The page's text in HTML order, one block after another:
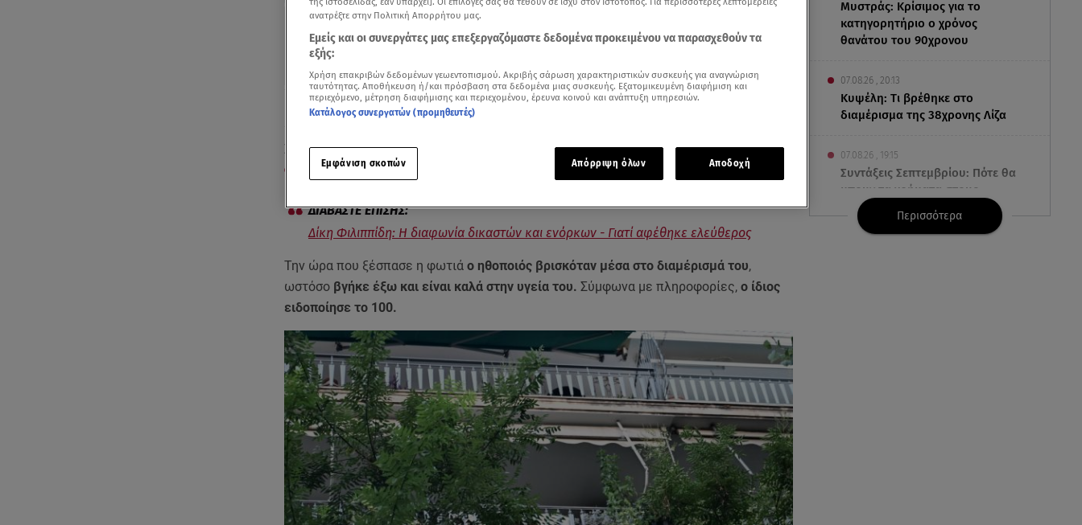
Μυστράς: Κρίσιμος για το
κατηγορητήριο ο χρόνος
θανάτου του 90χρονου
07.08.26 , 20:13
Κυψέλη: Tι βρέθηκε στο
διαμέρισμα της 38χρονης Λίζα
07.08.26 , 19:15
Συντάξεις Σεπτεμβρίου: Πότε θα
μπουν τα χρήματα στους
λογαριασμούς
Περισσότερα
Δείτε περισσότερα άρθρα μας στα αποτελέσματα αναζήτησης
Ακούστε το άρθρο1:35λεπτά
Στις φλόγες τυλίχθηκε το απόγευμα της Παρασκευής 18 Ιουλίου το σπίτι τουΠέτρου
Φιλιππίδη, επί της οδού Πατησίων 119, στο ύψος της Πιπίνου.
Δίκη Φιλιππίδη: Η διαφωνία δικαστών και ενόρκων - Γιατί αφέθηκε ελεύθερος
Την ώρα που ξέσπασε η φωτιάο ηθοποιός βρισκόταν μέσα στο διαμέρισμά του,
ωστόσο βγήκε έξω και είναι καλά στην υγεία του. Σύμφωνα με πληροφορίες, ο ίδιος
ειδοποίησε το 100.
ανατρέξτε στην Πολιτική Απορρήτου μας.
Εμείς και οι συνεργάτες μας επεξεργαζόμαστε δεδομένα προκειμένου να παρασχεθούν τα
εξής:
Χρήση επακριβών δεδομένων γεωεντοπισμού. Ακριβής σάρωση χαρακτηριστικών συσκευής για αναγνώριση
ταυτότητας. Αποθήκευση ή/και πρόσβαση στα δεδομένα μιας συσκευής. Εξατομικευμένη διαφήμιση και
περιεχόμενο, μέτρηση διαφήμισης και περιεχομένου, έρευνα κοινού και ανάπτυξη υπηρεσιών.
Κατάλογος συνεργατών (προμηθευτές)
Εμφάνιση σκοπών Απόρριψη όλων Αποδοχή